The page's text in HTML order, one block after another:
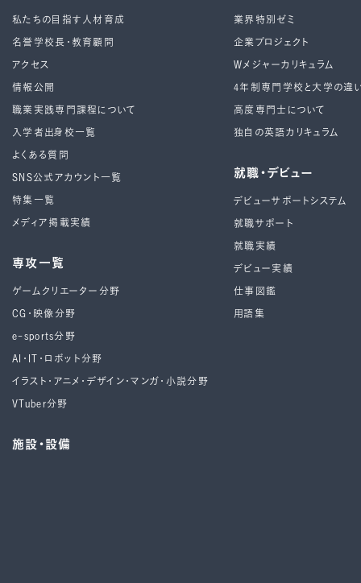
私たちの目指す人材育成
名誉学校長・教育顧問
アクセス
情報公開
職業実践専門課程について
入学者出身校一覧
よくある質問
SNS公式アカウント一覧
特集一覧
メディア掲載実績
専攻一覧
ゲームクリエーター分野
CG・映像分野
e-sports分野
AI・IT・ロボット分野
イラスト・アニメ・デザイン・マンガ・小説分野
VTuber分野
施設・設備
業界特別ゼミ
企業プロジェクト
Wメジャーカリキュラム
4年制専⾨学校と⼤学の違
高度専門士について
独自の英語カリキュラム
就職・デビュー
デビューサポートシステム
就職サポート
就職実績
デビュー実績
仕事図鑑
用語集